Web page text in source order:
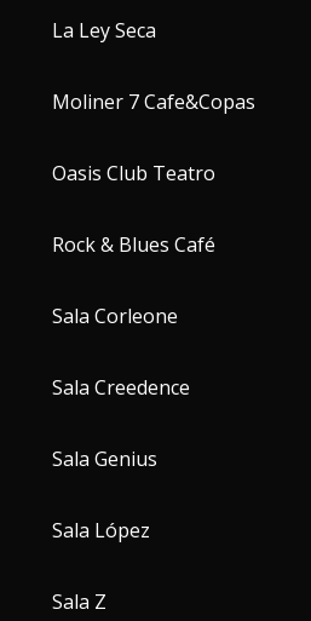
La Ley Seca
Moliner 7 Cafe&Copas
Oasis Club Teatro
Rock & Blues Café
Sala Corleone
Sala Creedence
Sala Genius
Sala López
Sala Z